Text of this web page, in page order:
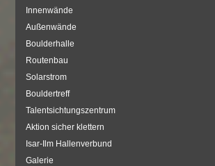
Innenwände
Außenwände
Boulderhalle
Routenbau
Solarstrom
Bouldertreff
Talentsichtungszentrum
Aktion sicher klettern
Isar-Ilm Hallenverbund
Galerie